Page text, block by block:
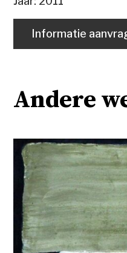
Informatie
Andere